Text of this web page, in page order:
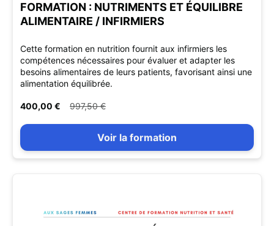
FORMATION : NUTRIMENTS ET ÉQUILIBRE
ALIMENTAIRE / INFIRMIERS
Cette formation en nutrition fournit aux infirmiers les
compétences nécessaires pour évaluer et adapter les
besoins alimentaires de leurs patients, favorisant ainsi une
alimentation équilibrée.
400,00 € 997,50 €
Voir la formation